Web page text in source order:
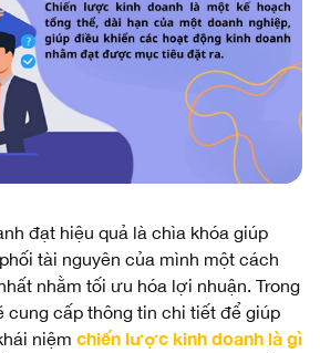
đạt hiệu quả là chìa khóa giúp
tài nguyên của mình một cách
nhằm tối ưu hóa lợi nhuận. Trong
cung cấp thông tin chi tiết để giúp
niệm chiến lược kinh doanh là gì